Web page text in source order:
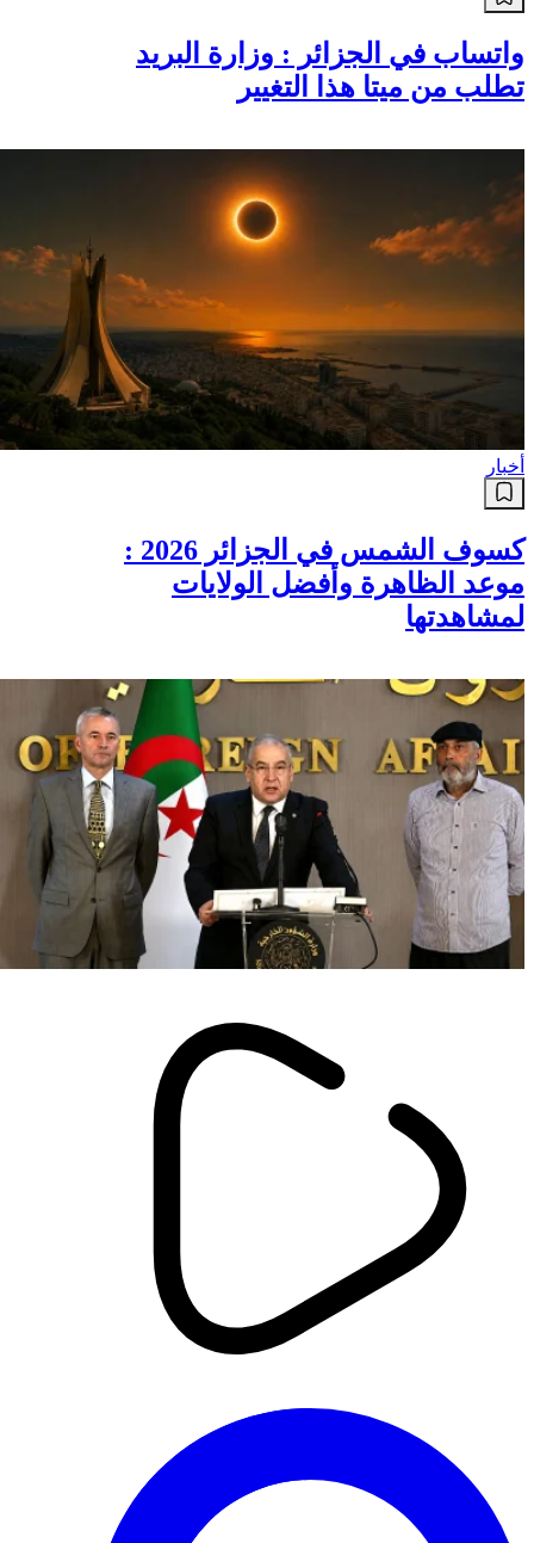
واتساب في الجزائر : وزارة البريد
تطلب من ميتا هذا التغيير
أخبار
كسوف الشمس في الجزائر 2026 :
موعد الظاهرة وأفضل الولايات
لمشاهدتها